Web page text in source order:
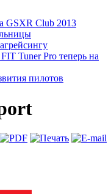
GSXR Club 2013
Tuner Pro теперь на
пилотов